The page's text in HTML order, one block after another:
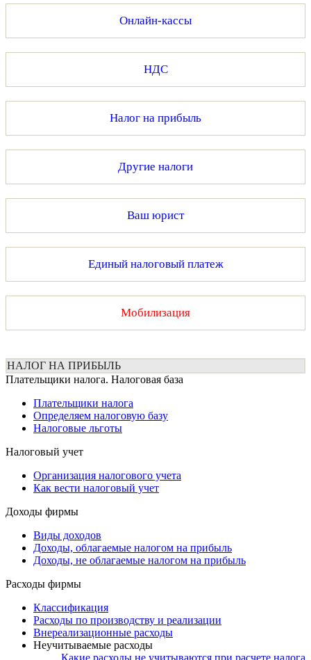
Онлайн-кассы
НДС
Налог на прибыль
Другие налоги
Ваш юрист
Единый налоговый платеж
Мобилизация
НАЛОГ НА ПРИБЫЛЬ
Плательщики налога. Налоговая база
Плательщики налога
Определяем налоговую базу
Налоговые льготы
Налоговый учет
Организация налогового учета
Как вести налоговый учет
Доходы фирмы
Виды доходов
Доходы, облагаемые налогом на прибыль
Доходы, не облагаемые налогом на прибыль
Расходы фирмы
Классификация
Расходы по производству и реализации
Внереализационные расходы
Неучитываемые расходы